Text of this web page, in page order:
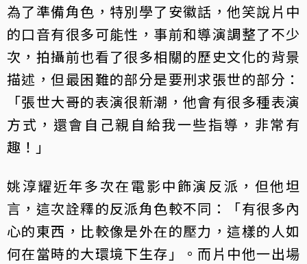
為了準備角色，特別學了安徽話，他笑說片中
的口音有很多可能性，事前和導演調整了不少
次，拍攝前也看了很多相關的歷史文化的背景
描述，但最困難的部分是要刑求張世的部分：
「張世大哥的表演很新潮，他會有很多種表演
方式，還會自己親自給我一些指導，非常有
趣！」
姚淳耀近年多次在電影中飾演反派，但他坦
言，這次詮釋的反派角色較不同：「有很多內
心的東西，比較像是外在的壓力，這樣的人如
何在當時的大環境下生存」。而片中他一出場